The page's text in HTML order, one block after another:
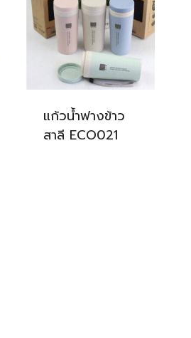
แก้วน้ำฟางข้าว
สาลี ECO021